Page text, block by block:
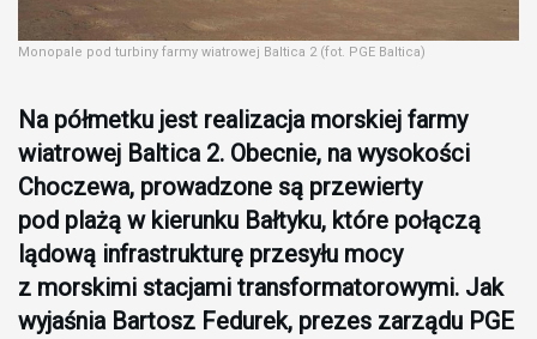
Monopale pod turbiny farmy wiatrowej Baltica 2 (fot. PGE Baltica)
Na półmetku jest realizacja morskiej farmy
wiatrowej Baltica 2. Obecnie, na wysokości
Choczewa, prowadzone są przewierty
pod plażą w kierunku Bałtyku, które połączą
lądową infrastrukturę przesyłu mocy
z morskimi stacjami transformatorowymi. Jak
wyjaśnia Bartosz Fedurek, prezes zarządu PGE